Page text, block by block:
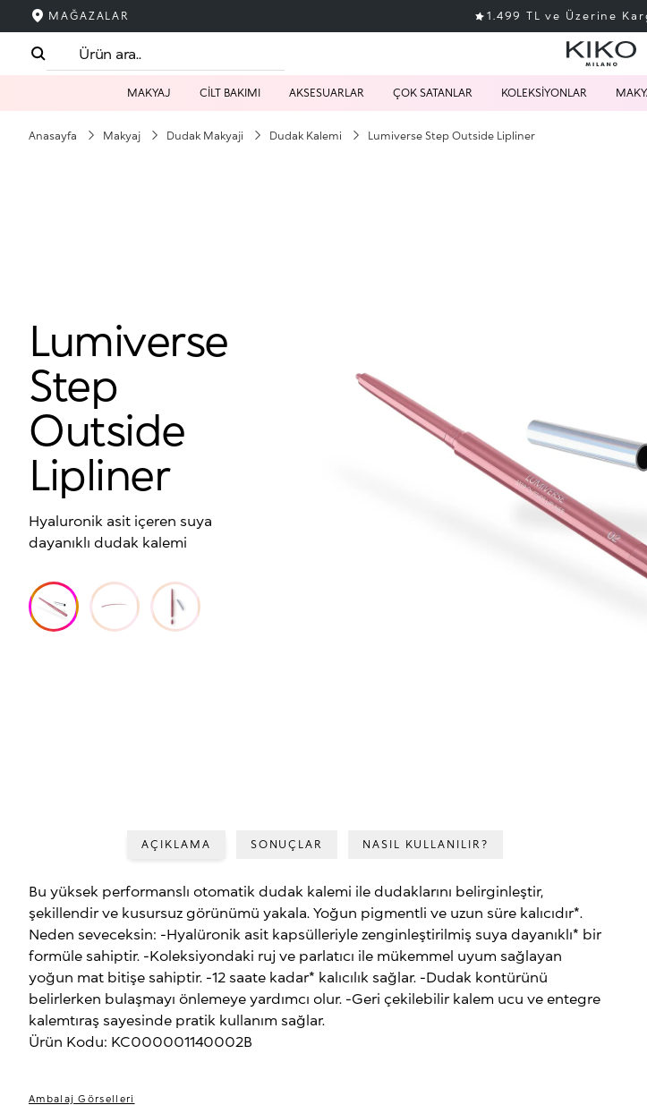
MAĞAZALAR 1.499 TL ve Üzerine
MAKYAJ CİLT BAKIMI AKSESUARLAR ÇOK SATANLAR KOLEKSİYONLAR
Anasayfa Makyaj Dudak Makyaji Dudak Kalemi Lumiverse Step Outside Lipliner
Lumiverse
Step
Outside
Lipliner
Hyaluronik asit içeren suya
dayanıklı dudak kalemi
AÇIKLAMA SONUÇLAR NASIL KULLANILIR?
Bu yüksek performanslı otomatik dudak kalemi ile dudaklarını belirginleştir,
şekillendir ve kusursuz görünümü yakala. Yoğun pigmentli ve uzun süre kalıcıdır*.
Neden seveceksin: -Hyalüronik asit kapsülleriyle zenginleştirilmiş suya dayanıklı* bir
formüle sahiptir. -Koleksiyondaki ruj ve parlatıcı ile mükemmel uyum sağlayan
yoğun mat bitişe sahiptir. -12 saate kadar* kalıcılık sağlar. -Dudak kontürünü
belirlerken bulaşmayı önlemeye yardımcı olur. -Geri çekilebilir kalem ucu ve entegre
kalemtıraş sayesinde pratik kullanım sağlar.
Ürün Kodu: KC000001140002B
Ambalaj Görselleri